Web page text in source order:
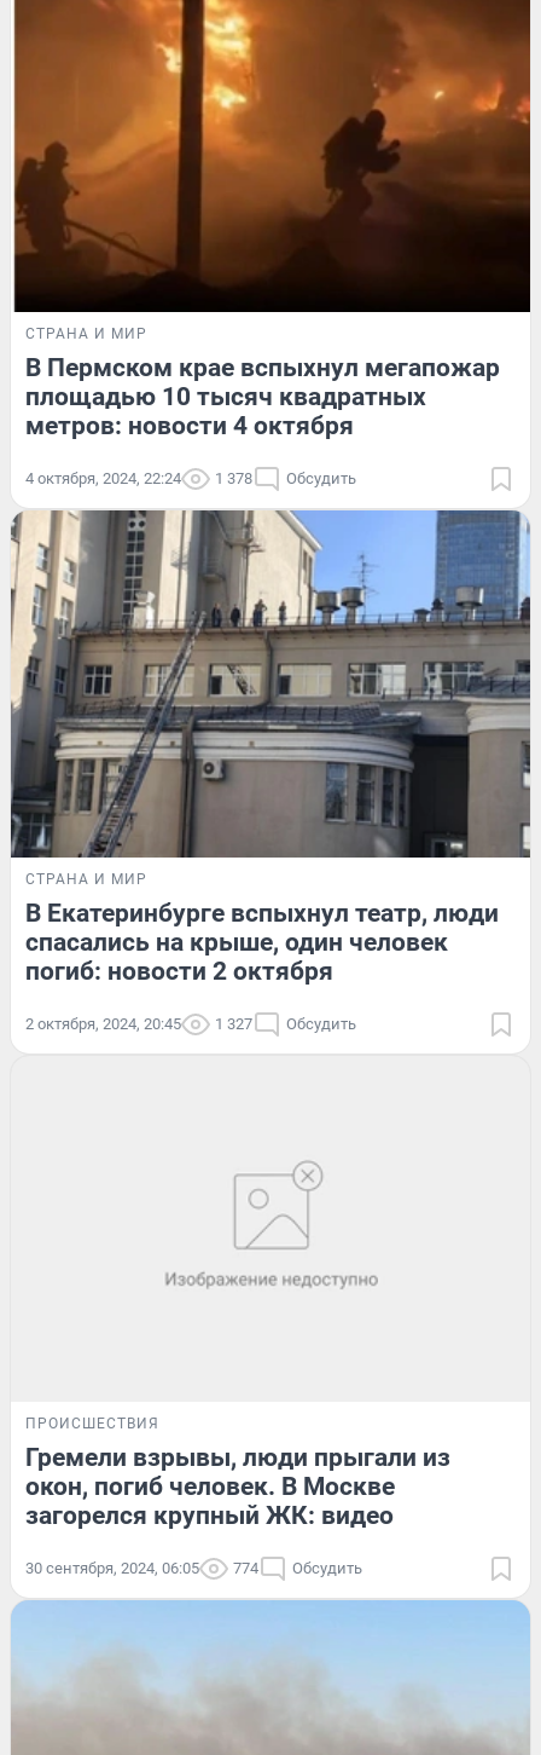
СТРАНА И МИР
В Пермском крае вспыхнул мегапожар
площадью 10 тысяч квадратных
метров: новости 4 октября
4 октября, 2024, 22:24 1 378 Обсудить
СТРАНА И МИР
В Екатеринбурге вспыхнул театр, люди
спасались на крыше, один человек
погиб: новости 2 октября
2 октября, 2024, 20:45 1 327 Обсудить
ПРОИСШЕСТВИЯ
Гремели взрывы, люди прыгали из
окон, погиб человек. В Москве
загорелся крупный ЖК: видео
30 сентября, 2024, 06:05 774 Обсудить